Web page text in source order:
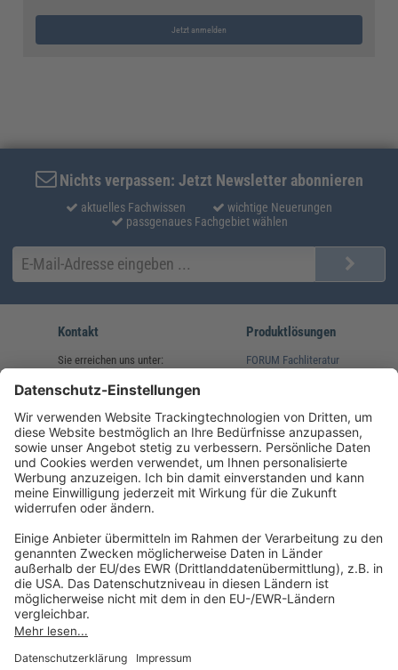
Jetzt anmelden
Nichts verpassen: Jetzt Newsletter abonnieren
aktuelles Fachwissen
wichtige Neuerungen
passgenaues Fachgebiet wählen
Kontakt
Sie erreichen uns unter:
(08233) 38 11 23
service@forum-verlag.com
Mo-Do 07:30 - 17:00 Uhr
Fr 07:30 - 15:00 Uhr
Produktlösungen
FORUM Fachliteratur
Folgen Sie uns
Impressum
Datenschutz